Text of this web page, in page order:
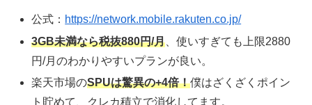
公式： https://network.mobile.rakuten.co.jp/
3GB未満なら税抜880円/月 、使いすぎても上限2880
円/月のわかりやすいプランが良い。
楽天市場のSPUは驚異の+4倍！僕はざくざくポイン
ト貯めて、クレカ積立で消化してます。